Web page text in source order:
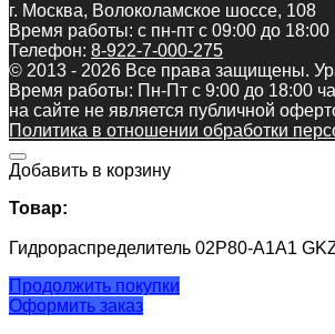
г. Москва, Волоколамское шоссе, 108
Время работы: с пн-пт с 09:00 до 18:00
Телефон: 8-922-7-000-275
© 2013 - 2026 Все права защищены.
Время работы: Пн-Пт c 9:00 до 18:00
на сайте не является публичной
Политика в отношении обработки
Добавить в корзину
Товар:
Гидрораспределитель 02P80-A1A1
Продолжить покупки
Оформить заказ